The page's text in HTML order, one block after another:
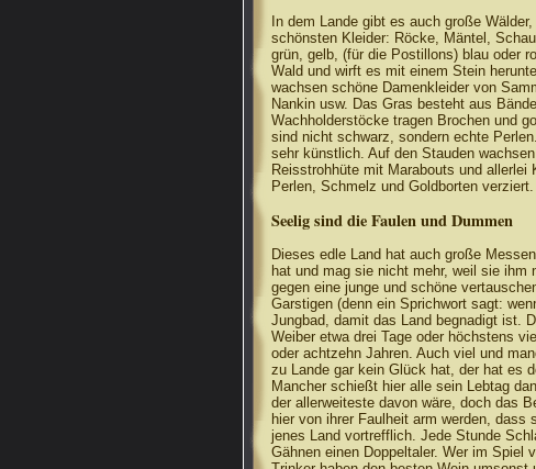
In dem Lande gibt es auch große
schönsten Kleider: Röcke, Mäntel,
grün, gelb, (für die Postillons) blau oder
Wald und wirft es mit einem Stein
wachsen schöne Damenkleider von
Nankin usw. Das Gras besteht aus
Wachholderstöcke tragen Brochen und
sind nicht schwarz, sondern echte
sehr künstlich. Auf den Stauden
Reisstrohhüte mit Marabouts und
Perlen, Schmelz und Goldborten verziert.
Seelig sind die Faulen und Dummen
Dieses edle Land hat auch große
hat und mag sie nicht mehr, weil sie
gegen eine junge und schöne
Garstigen (denn ein Sprichwort sagt:
Jungbad, damit das Land begnadigt ist.
Weiber etwa drei Tage oder höchstens
oder achtzehn Jahren. Auch viel und
zu Lande gar kein Glück hat, der hat es
Mancher schießt hier alle sein Lebtag
der allerweiteste davon wäre, doch das
hier von ihrer Faulheit arm werden,
jenes Land vortrefflich. Jede Stunde
Gähnen einen Doppeltaler. Wer im Spiel